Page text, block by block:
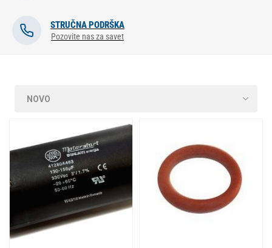
STRUČNA PODRŠKA
Pozovite nas za savet